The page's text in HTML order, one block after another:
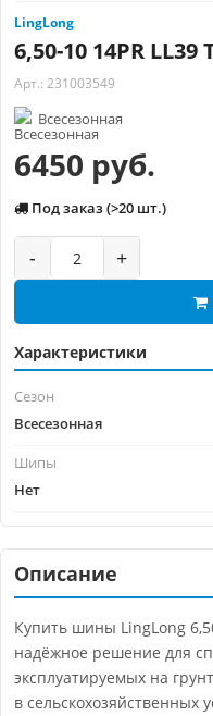
LingLong
6,50-10 14PR
Арт.: 231003549
Всесезонная
6450 руб.
Под заказ (>20 шт.)
- +
Характеристики
Сезон
Всесезонная
Шипы
Нет
Описание
Купить шины LingLong
надёжное решение для
эксплуатируемых на
в